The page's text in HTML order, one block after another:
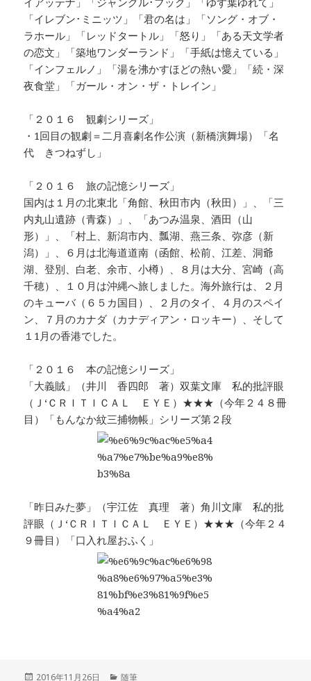
「イレブン･ミニッツ」「君の名は」「ソング・オブ・
ラホール」「レッドタートル」「怒り」「ある天文学者
の恋文」「築地ワンダーランド」「手紙は憶えている」
「インフェルノ」「湯を沸かすほどの熱い愛」「続・深
夜食堂」「ガール・オン・ザ・トレイン」
「２０１６ 観劇シリーズ」
・1回目の観劇＝二月喜劇名作公演（新橋演舞場）「名
代 きつねずし」
「２０１６ 旅の記憶シリーズ」
国内は１月の北東北「角館、秋田市内（秋田）」、「三
内丸山遺跡（青森）」、「あつみ温泉、酒田（山
形）」、「村上、新潟市内、瓢湖、燕三条、弥彦（新
潟）」、６月は北海道道南（函館、松前、江差、洞爺
湖、登別、白老、余市、小樽）、８月は大分、宮崎（高
千穂）、１０月は沖縄へ旅しました。海外旅行は、２月
のキューバ（６５カ国目）、２月のタイ、４月のスペイ
ン、７月のカナダ（カナディアン・ロッキー）、そして
１1月の香港でした。
「２０１６ 本の記憶シリーズ」
「大義賊」（井川 香四郎 著）双葉文庫 私的批評眼
（Ｊ‘ＣＲＩＴＩＣＡＬ ＥＹＥ）★★★（今年２４８冊
目）「もんなか紋三捕物帳」シリーズ第２段
「昨日みた夢」（宇江佐 真理 著）角川文庫 私的批
評眼（Ｊ‘ＣＲＩＴＩＣＡＬ ＥＹＥ）★★★（今年２４
９冊目）「口入れ屋おふく」
投
2016年11月26日
カ
随筆